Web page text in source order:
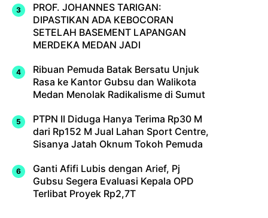
PROF. JOHANNES TARIGAN:
DIPASTIKAN ADA KEBOCORAN
SETELAH BASEMENT LAPANGAN
MERDEKA MEDAN JADI
Ribuan Pemuda Batak Bersatu Unjuk
Rasa ke Kantor Gubsu dan Walikota
Medan Menolak Radikalisme di Sumut
PTPN II Diduga Hanya Terima Rp30 M
dari Rp152 M Jual Lahan Sport Centre,
Sisanya Jatah Oknum Tokoh Pemuda
Ganti Afifi Lubis dengan Arief, Pj
Gubsu Segera Evaluasi Kepala OPD
Terlibat Proyek Rp2,7T